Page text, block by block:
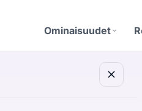
Ominaisuudet
Discovery Agent
Etsii teille sopivat